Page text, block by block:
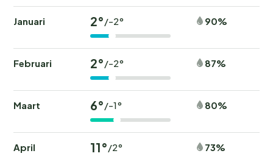
Januari 2°/-2° 90%
Februari 2°/-2° 87%
Maart 6°/-1° 80%
April 11°/2° 73%